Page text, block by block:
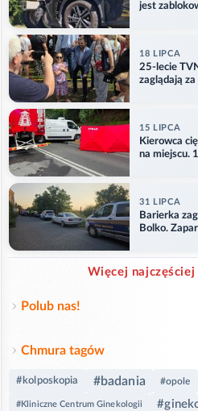
jest
18 LIPCA
25-lecie
zaglądają
15 LIPCA
Kierowca
na miejscu.
31 LIPCA
Barierka
Bolko.
Więcej
Polub nas!
Chmura tagów
#kolposkopia #badania #opole
#Kliniczne Centrum Ginekologii